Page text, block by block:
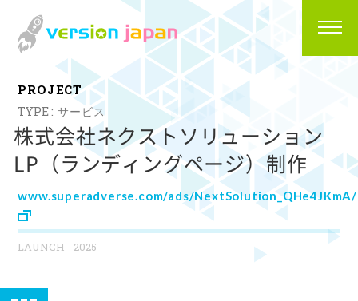
PROJECT
サービス
株式会社ネクストソリューション
LP（ランディングページ）制作
www.superadverse.com/ads/
2025